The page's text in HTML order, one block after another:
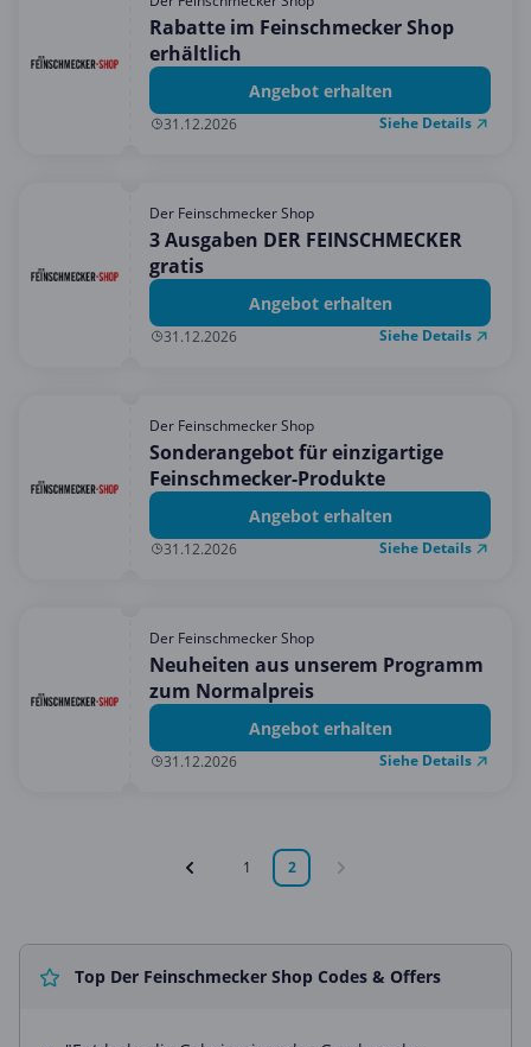
Rabatte im Feinschmecker Shop
erhältlich
Angebot erhalten
31.12.2026 Siehe Details
Der Feinschmecker Shop
3 Ausgaben DER FEINSCHMECKER
gratis
Angebot erhalten
31.12.2026 Siehe Details
Der Feinschmecker Shop
Sonderangebot für einzigartige
Feinschmecker-Produkte
Angebot erhalten
31.12.2026 Siehe Details
Der Feinschmecker Shop
Neuheiten aus unserem Programm
zum Normalpreis
Angebot erhalten
31.12.2026 Siehe Details
1 2
Top Der Feinschmecker Shop Codes & Offers